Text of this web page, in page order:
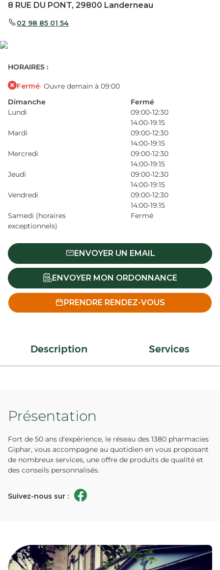
8 RUE DU PONT, 29800 Landerneau
02 98 85 01 54
HORAIRES :
Fermé· Ouvre demain à 09:00
Dimanche
Fermé
Lundi
09:00-12:30
14:00-19:15
Mardi
09:00-12:30
14:00-19:15
Mercredi
09:00-12:30
14:00-19:15
Jeudi
09:00-12:30
14:00-19:15
Vendredi
09:00-12:30
14:00-19:15
Samedi (horaires
exceptionnels)
Fermé
ENVOYER UN EMAIL
ENVOYER MON ORDONNANCE
PRENDRE RENDEZ-VOUS
Description Services
Présentation
Fort de 50 ans d'expérience, le réseau des 1380 pharmacies
Giphar, vous accompagne au quotidien en vous proposant
de nombreux services, une offre de produits de qualité et
des conseils personnalisés.
Suivez-nous sur :